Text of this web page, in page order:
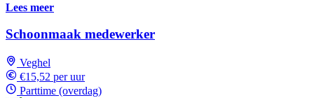
Lees meer
Schoonmaak medewerker
Veghel
€15,52 per uur
Parttime (overdag)